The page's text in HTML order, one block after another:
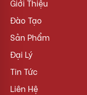
Giới Thiệu
Đào Tạo
Sản Phẩm
Đại Lý
Tin Tức
Liên Hệ